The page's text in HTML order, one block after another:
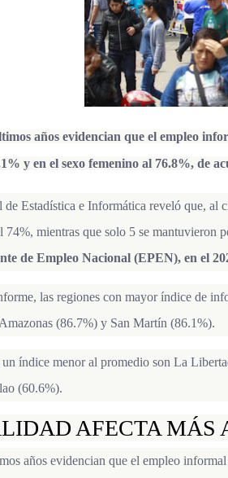
años evidencian que el empleo
y en el sexo femenino al 76.8%, de
Estadística e Informática reveló que, al
74%, mientras que solo 5 se mantuvieron
de Empleo Nacional (EPEN), en el
las regiones con mayor índice de
(86.7%) y San Martín (86.1%).
índice menor al promedio son La
(60.6%).
AFECTA MÁS
años evidencian que el empleo